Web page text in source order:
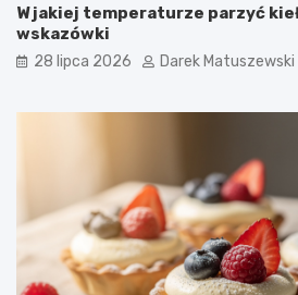
W jakiej temperaturze parzyć
wskazówki
28 lipca 2026 Darek Matuszewski